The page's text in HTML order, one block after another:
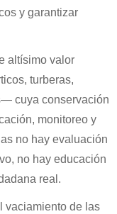
y garantizar
altísimo valor
turberas,
cuya conservación
monitoreo y
no hay evaluación
no hay educación
real.
vaciamiento de las